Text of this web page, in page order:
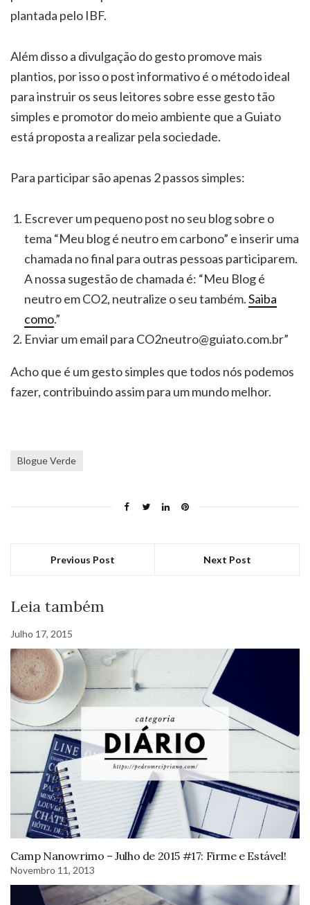
plantada pelo IBF.
Além disso a divulgação do gesto promove mais
plantios, por isso o post informativo é o método ideal
para instruir os seus leitores sobre esse gesto tão
simples e promotor do meio ambiente que a Guiato
está proposta a realizar pela sociedade.
Para participar são apenas 2 passos simples:
Escrever um pequeno post no seu blog sobre o
tema “Meu blog é neutro em carbono” e inserir uma
chamada no final para outras pessoas participarem.
A nossa sugestão de chamada é: “Meu Blog é
neutro em CO2, neutralize o seu também.Saiba
como.”
Enviar um email para CO2neutro@guiato.com.br”
Acho que é um gesto simples que todos nós podemos
fazer, contribuindo assim para um mundo melhor.
Blogue Verde
Previous Post Next Post
Leia também
Julho 17, 2015
Camp Nanowrimo – Julho de 2015 #17: Firme e Estável!
Novembro 11, 2013